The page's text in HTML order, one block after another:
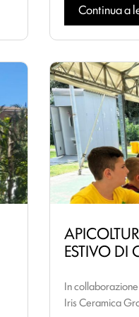
Continua a
ESTIVO DI
In
Iris Ceramica